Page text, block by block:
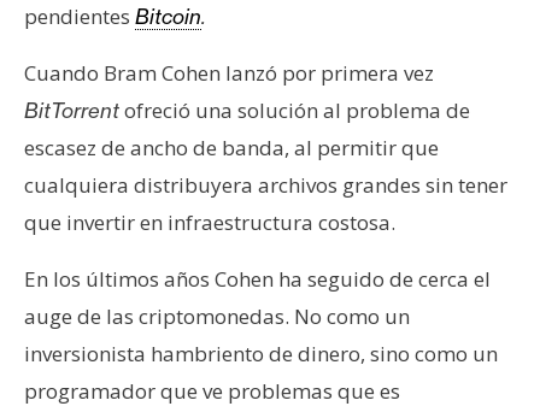
s
s
N
o
t
s
d
e
P
pendientes Bitcoin.
Cuando Bram Cohen lanzó por primera vez
BitTorrentofreció una solución al problema de
escasez de ancho de banda, al permitir que
cualquiera distribuyera archivos grandes sin tener
que invertir en infraestructura costosa.
En los últimos años Cohen ha seguido de cerca el
auge de las criptomonedas. No como un
inversionista hambriento de dinero, sino como un
programador que ve problemas que es